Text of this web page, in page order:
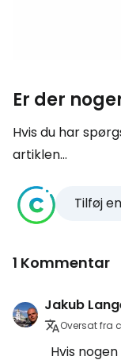
Er der
Hvis du har
artiklen...
Tilføj
1 Kommentar
Jakub
Oversat fra
Hvis